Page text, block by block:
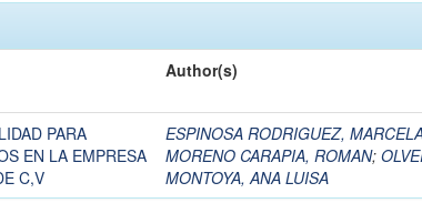
Author(s)
PARA
EN LA EMPRESA
C,V
ESPINOSA RODRIGUEZ,
MORENO CARAPIA, ROMAN;
MONTOYA, ANA LUISA